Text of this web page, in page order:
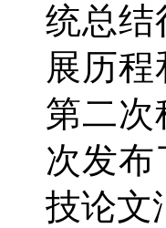
统总结
展历
第二次
次发
技论文